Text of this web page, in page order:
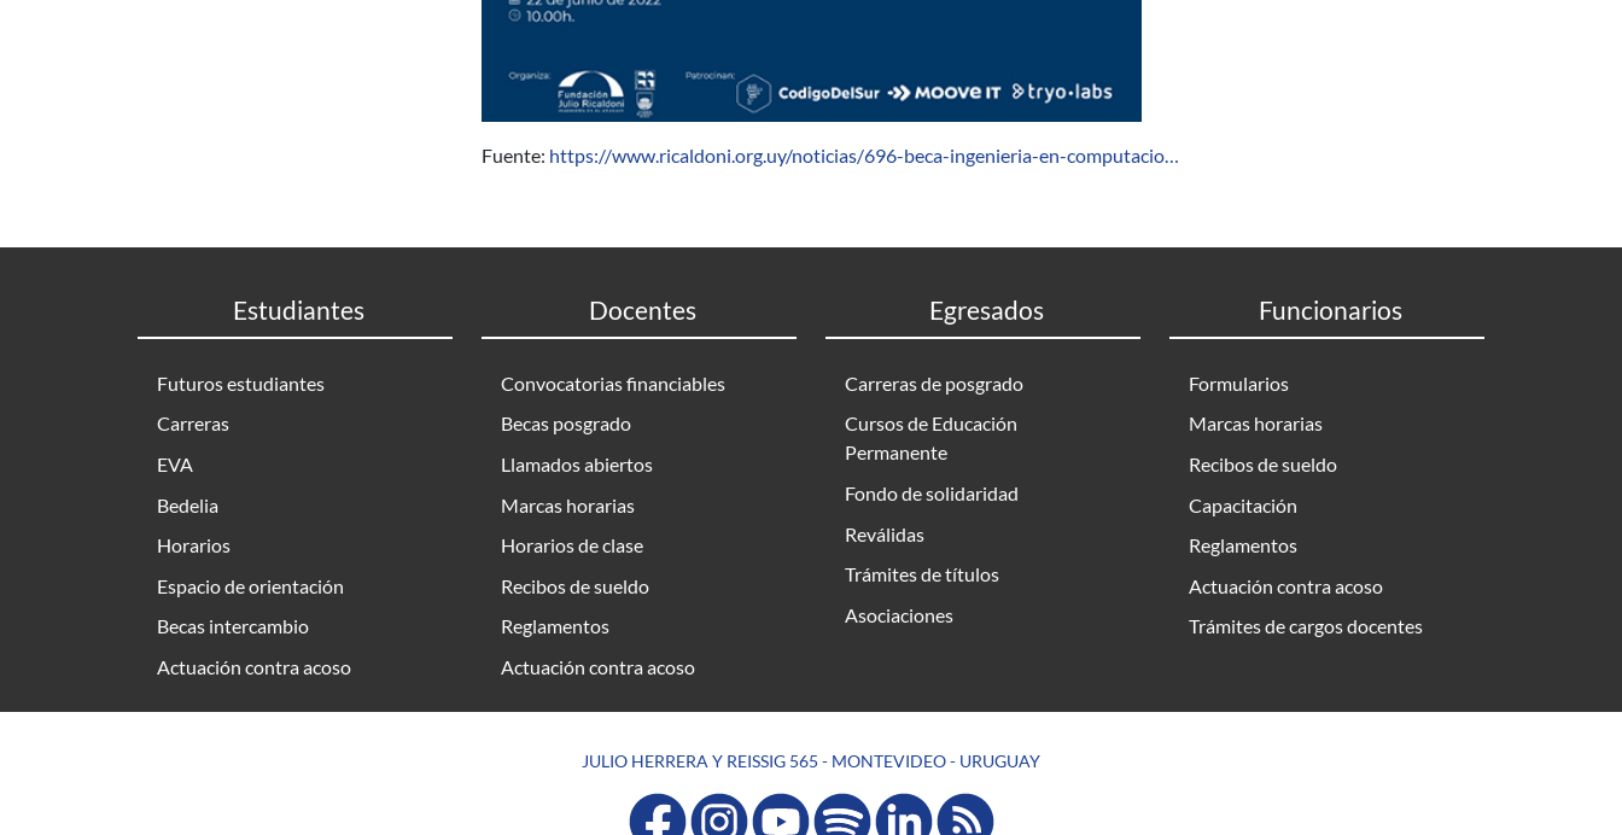
Fuente: https://www.ricaldoni.org.uy/noticias/696-beca-ingenieria-en-computacio…
Estudiantes
Futuros estudiantes
Carreras
EVA
Bedelia
Horarios
Espacio de orientación
Becas intercambio
Actuación contra acoso
Docentes
Convocatorias financiables
Becas posgrado
Llamados abiertos
Marcas horarias
Horarios de clase
Recibos de sueldo
Reglamentos
Actuación contra acoso
Egresados
Carreras de posgrado
Cursos de Educación
Permanente
Fondo de solidaridad
Reválidas
Trámites de títulos
Asociaciones
Funcionarios
Formularios
Marcas horarias
Recibos de sueldo
Capacitación
Reglamentos
Actuación contra acoso
Trámites de cargos docentes
JULIO HERRERA Y REISSIG 565 - MONTEVIDEO - URUGUAY